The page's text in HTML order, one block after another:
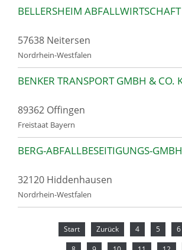
BELLERSHEIM
57638 Neitersen
Nordrhein-Westfalen
BENKER TRANSPORT GMBH & CO.
89362 Offingen
Freistaat Bayern
BERG-ABFALLBESEITIGUNGS-
32120 Hiddenhausen
Nordrhein-Westfalen
Start Zurück 4 5 6